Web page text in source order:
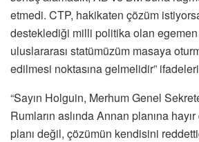
etmedi. CTP, hakikaten çözüm
desteklediği milli politika olan
uluslararası statümüzüm masaya
edilmesi noktasına gelmelidir”
“Sayın Holguin, Merhum Genel
Rumların aslında Annan planına
planı değil, çözümün kendisini